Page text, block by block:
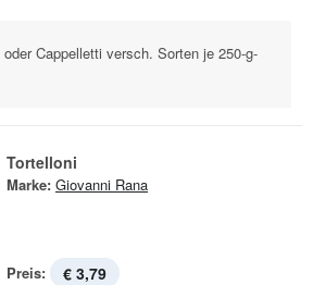
oder Cappelletti versch. Sorten je 250-g-
Tortelloni
Marke: Giovanni Rana
Preis: € 3,79